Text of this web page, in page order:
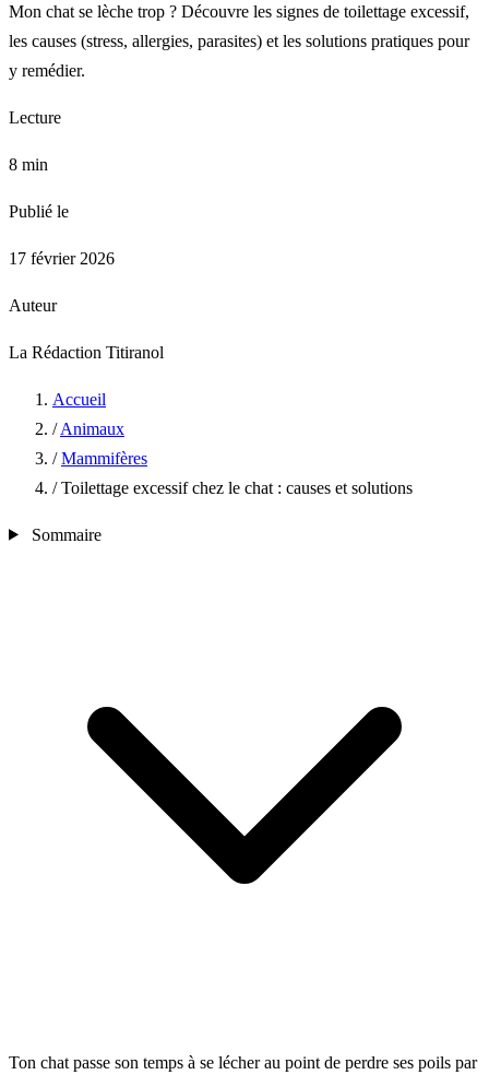
Mon chat se lèche trop ? Découvre les signes de toilettage excessif,
les causes (stress, allergies, parasites) et les solutions pratiques pour
y remédier.
Lecture
8 min
Publié le
17 février 2026
Auteur
La Rédaction Titiranol
Accueil
/ Animaux
/ Mammifères
/ Toilettage excessif chez le chat : causes et solutions
Sommaire
Ton chat passe son temps à se lécher au point de perdre ses poils par